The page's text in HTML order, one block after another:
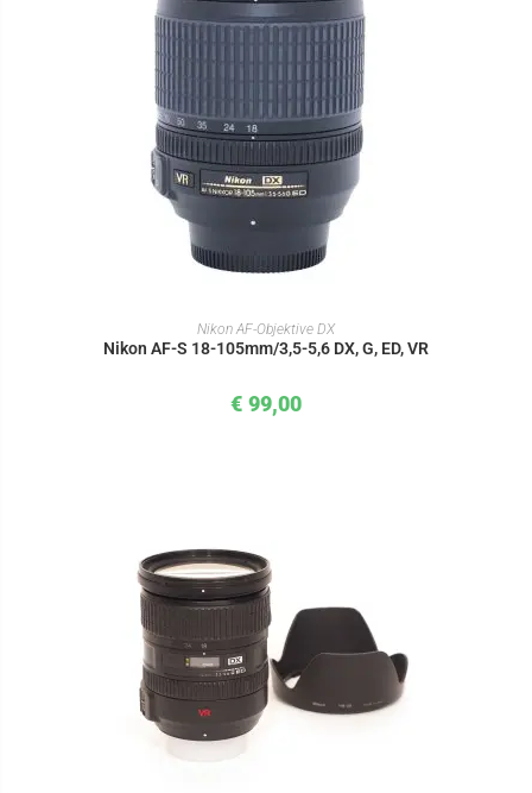
IN DEN WARENKORB
Nikon AF-Objektive DX
Nikon AF-S 18-105mm/3,5-5,6 DX, G, ED, VR
€ 99,00